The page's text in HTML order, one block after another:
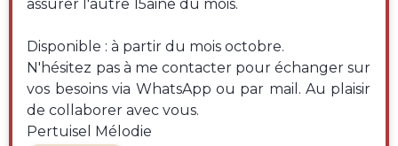
assurer l'autre 15aine du mois.
Disponible : à partir du mois octobre.
N'hésitez pas à me contacter pour échanger sur
vos besoins via WhatsApp ou par mail. Au plaisir
de collaborer avec vous.
Pertuisel Mélodie